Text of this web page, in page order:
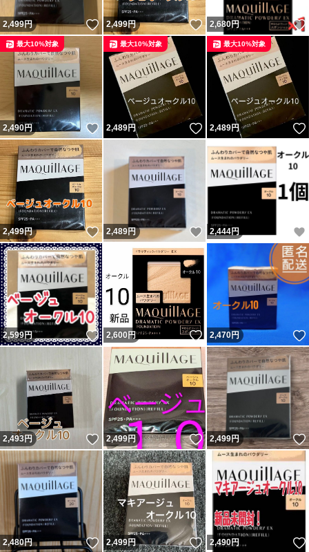
2,499円 いいね！
2,499円 いいね！
2,680円
2,490円 いいね！
最大10%対象
2,489円 いいね！
最大10%対象
2,489円
最大10%対象
2,499円 いいね！
2,489円 いいね！
2,444円
2,599円 いいね！
2,600 円 いいね！
2,470円
2,493円 いいね！
2,499円 いいね！
2,499円
2,480円 いいね！
2,499円 いいね！
2,490円